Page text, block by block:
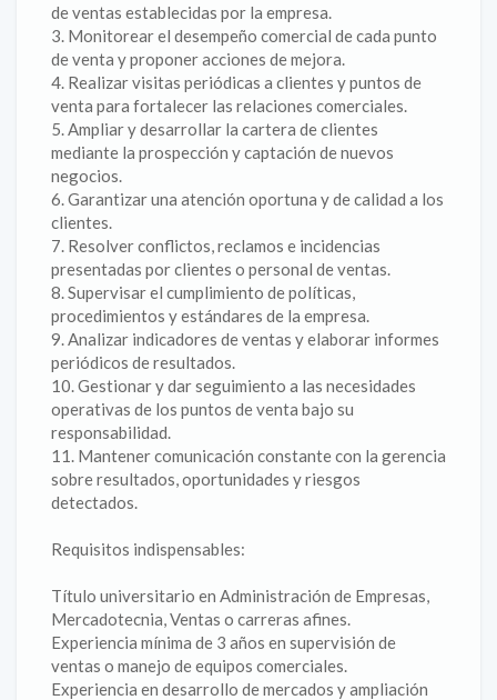
de ventas establecidas por la empresa.
3. Monitorear el desempeño comercial de cada punto
de venta y proponer acciones de mejora.
4. Realizar visitas periódicas a clientes y puntos de
venta para fortalecer las relaciones comerciales.
5. Ampliar y desarrollar la cartera de clientes
mediante la prospección y captación de nuevos
negocios.
6. Garantizar una atención oportuna y de calidad a los
clientes.
7. Resolver conflictos, reclamos e incidencias
presentadas por clientes o personal de ventas.
8. Supervisar el cumplimiento de políticas,
procedimientos y estándares de la empresa.
9. Analizar indicadores de ventas y elaborar informes
periódicos de resultados.
10. Gestionar y dar seguimiento a las necesidades
operativas de los puntos de venta bajo su
responsabilidad.
11. Mantener comunicación constante con la gerencia
sobre resultados, oportunidades y riesgos
detectados.
Requisitos indispensables:
Título universitario en Administración de Empresas,
Mercadotecnia, Ventas o carreras afines.
Experiencia mínima de 3 años en supervisión de
ventas o manejo de equipos comerciales.
Experiencia en desarrollo de mercados y ampliación